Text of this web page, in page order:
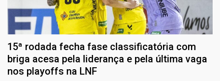
15ª rodada fecha fase classificatória com
briga acesa pela liderança e pela última vaga
nos playoffs na LNF